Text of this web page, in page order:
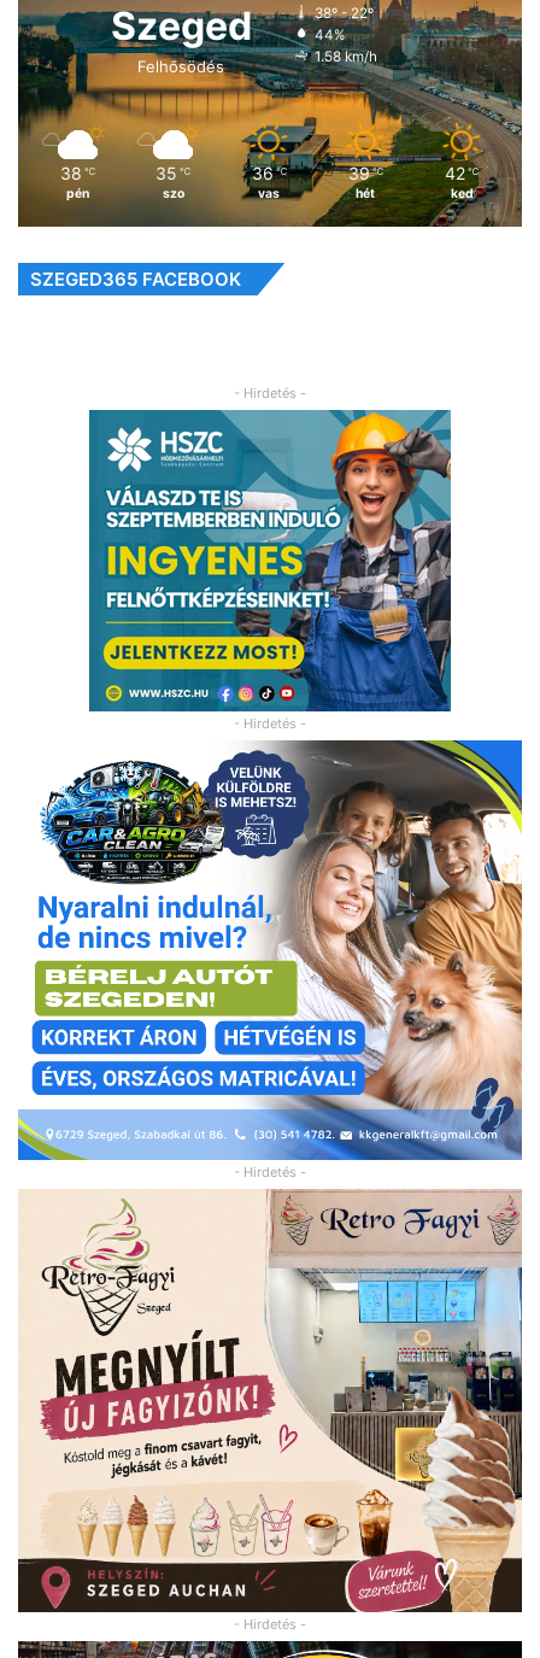
Szeged
Felhősödés
38º - 22º
44%
1.58 km/h
38 ℃
pén
35 ℃
szo
36 ℃
vas
39 ℃
hét
42 ℃
ked
SZEGED365 FACEBOOK
- Hirdetés -
- Hirdetés -
- Hirdetés -
- Hirdetés -